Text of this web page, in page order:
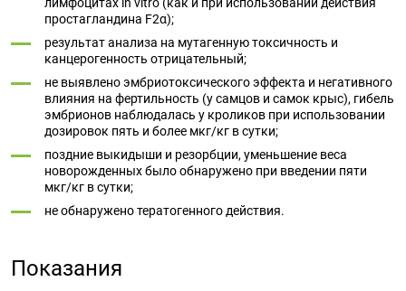
простагландина F2α);
результат анализа на мутагенную токсичность и
канцерогенность отрицательный;
не выявлено эмбриотоксического эффекта и негативного
влияния на фертильность (у самцов и самок крыс), гибель
эмбрионов наблюдалась у кроликов при использовании
дозировок пять и более мкг/кг в сутки;
поздние выкидыши и резорбции, уменьшение веса
новорожденных было обнаружено при введении пяти
мкг/кг в сутки;
не обнаружено тератогенного действия.
Показания